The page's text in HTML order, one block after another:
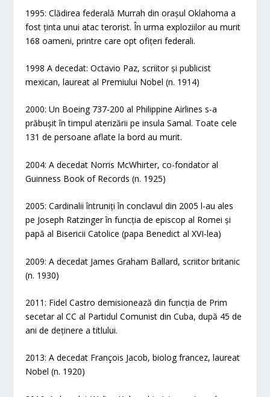
1995: Clădirea federală Murrah din orașul Oklahoma a
fost ținta unui atac terorist. În urma exploziilor au murit
168 oameni, printre care opt ofițeri federali.
1998 A decedat: Octavio Paz, scriitor și publicist
mexican, laureat al Premiului Nobel (n. 1914)
2000: Un Boeing 737-200 al Philippine Airlines s-a
prăbușit în timpul aterizării pe insula Samal. Toate cele
131 de persoane aflate la bord au murit.
2004: A decedat Norris McWhirter, co-fondator al
Guinness Book of Records (n. 1925)
2005: Cardinalii întruniți în conclavul din 2005 l-au ales
pe Joseph Ratzinger în funcția de episcop al Romei și
papă al Bisericii Catolice (papa Benedict al XVI-lea)
2009: A decedat James Graham Ballard, scriitor britanic
(n. 1930)
2011: Fidel Castro demisionează din funcția de Prim
secetar al CC al Partidul Comunist din Cuba, după 45 de
ani de deținere a titlului.
2013: A decedat François Jacob, biolog francez, laureat
Nobel (n. 1920)